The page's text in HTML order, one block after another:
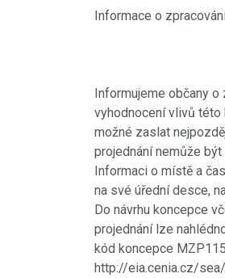
Informace o
Informujeme občany o
vyhodnocení vlivů této
možné zaslat
projednání nemůže
Informaci o místě a
na své úřední desce,
Do návrhu koncepce
projednání lze
kód koncepce
http://eia.cenia.cz/